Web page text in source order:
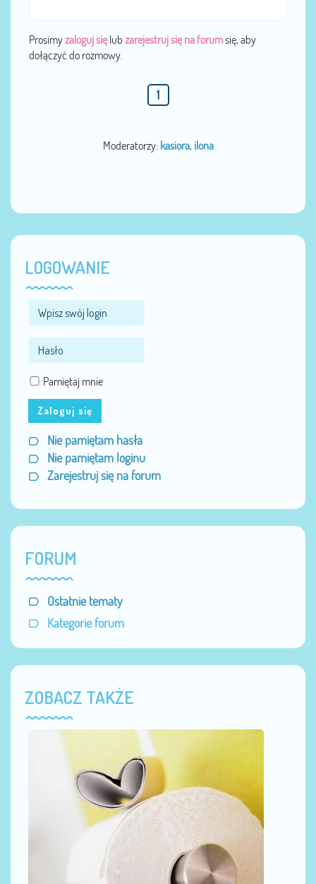
Prosimyzaloguj sięlub zarejestruj się na forumsię, aby
dołączyć do rozmowy.
1
Moderatorzy: kasiora, ilona
LOGOWANIE
Pamiętaj mnie
Zaloguj się
Nie pamiętam hasła
Nie pamiętam loginu
Zarejestruj się na forum
FORUM
Ostatnie tematy
Kategorie forum
ZOBACZ TAKŻE